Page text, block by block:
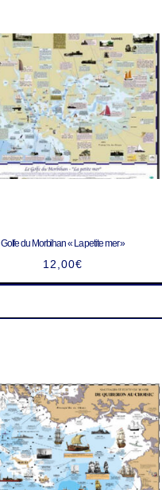
Golfe du Morbihan « La petite mer »
12,00€